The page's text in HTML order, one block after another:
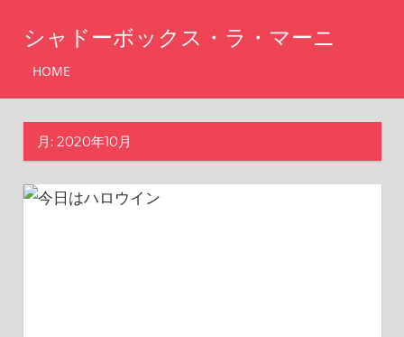
シャドーボックス・ラ・マーニ
シ
ド
ー
ッ
ク
ス・
HOME
月: 2020年10月